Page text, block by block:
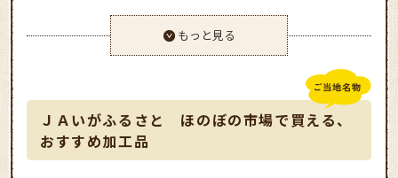
もっと見る
ＪＡいがふるさと ほのぼの市場で買える、
おすすめ加工品